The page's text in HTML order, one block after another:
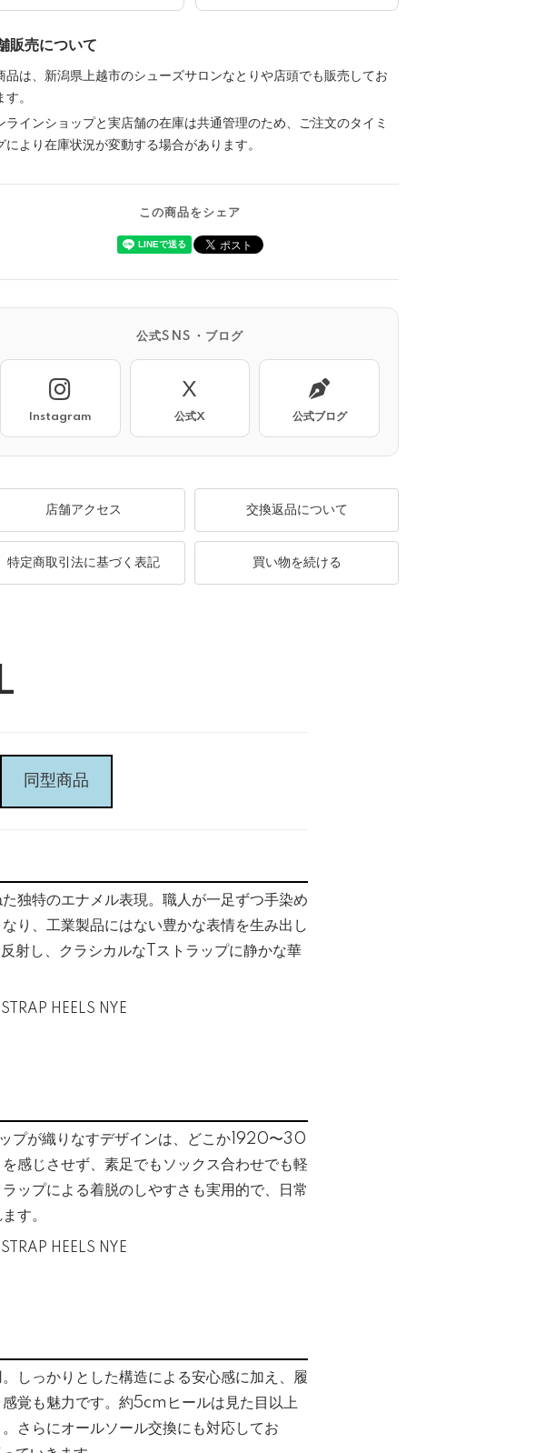
販売について
品は、新潟県上越市のシューズサロンなとりや店頭でも販売してお
す。
ラインショップと実店舗の在庫は共通管理のため、ご注文のタイミ
により在庫状況が変動する場合があります。
この商品をシェア
公式SNS・ブログ
Instagram
X
公式X 公式ブログ
店舗アクセス 交換返品について
特定商取引法に基づく表記 買い物を続ける
同型商品
独特のエナメル表現。職人が一足ずつ手染め
り、工業製品にはない豊かな表情を生み出し
射し、クラシカルなTストラップに静かな華
プが織りなすデザインは、どこか1920〜30
感じさせず、素足でもソックス合わせでも軽
ップによる着脱のしやすさも実用的で、日常
す。
しっかりとした構造による安心感に加え、履
覚も魅力です。約5cmヒールは見た目以上
さらにオールソール交換にも対応してお